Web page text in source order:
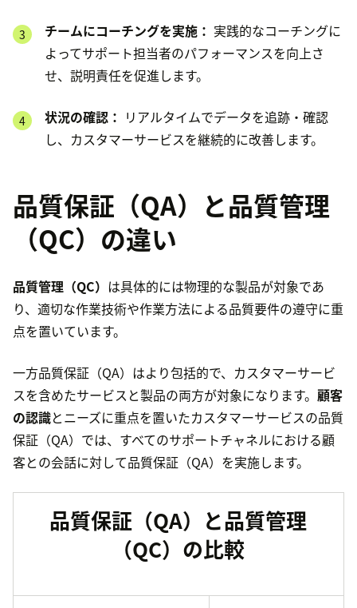
チームにコーチングを実施： 実践的なコーチングに
よってサポート担当者のパフォーマンスを向上さ
せ、説明責任を促進します。
状況の確認： リアルタイムでデータを追跡・確認
し、カスタマーサービスを継続的に改善します。
品質保証（QA）と品質管理
（QC）の違い
品質管理（QC） は具体的には物理的な製品が対象であ
り、適切な作業技術や作業方法による品質要件の遵守に重
点を置いています。
一方品質保証（QA）はより包括的で、カスタマーサービ
スを含めたサービスと製品の両方が対象になります。 顧客
の認識とニーズに重点を置いたカスタマーサービスの品質
保証（QA）では、すべてのサポートチャネルにおける顧
客との会話に対して品質保証（QA）を実施します。
品質保証（QA）と品質管理
（QC）の比較